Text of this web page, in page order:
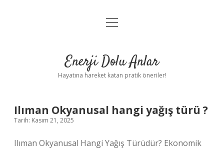
Anasayfa
Yasal Uyarı
menüyü
Enerji Dolu Anlar
Hayatına hareket katan pratik öneriler!
Ilıman Okyanusal hangi yağış türü ?
Tarih: Kasım 21, 2025
Ilıman Okyanusal Hangi Yağış Türüdür? Ekonomik